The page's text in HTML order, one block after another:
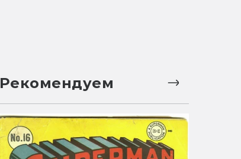
Рекомендуем